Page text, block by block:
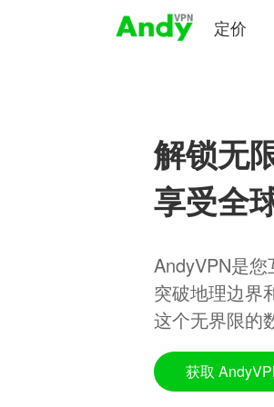
定价
解锁无
享受全
AndyVPN是
突破地理边界
这个无界限的
获取